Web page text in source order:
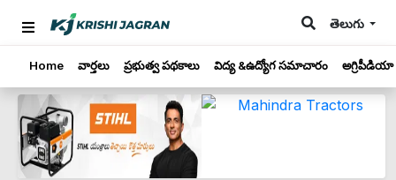
తెలుగు
Home వార్తలు ప్రభుత్వ పథకాలు విద్య &ఉద్యోగ సమాచారం అగ్రిపీడియా